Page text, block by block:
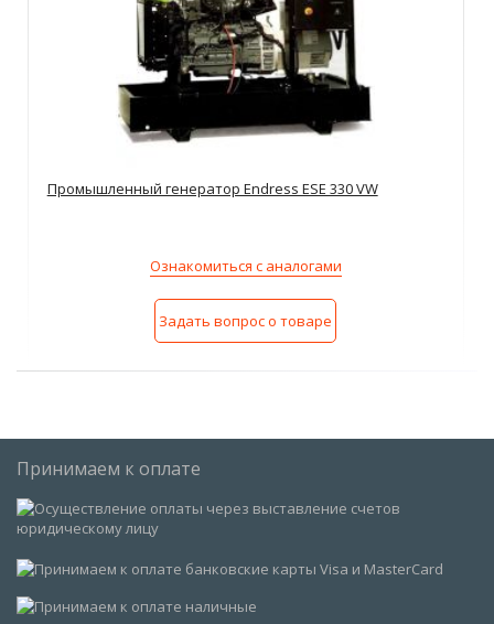
Промышленный генератор Endress ESE 330 VW
Ознакомиться с аналогами
Задать вопрос о товаре
Принимаем к оплате